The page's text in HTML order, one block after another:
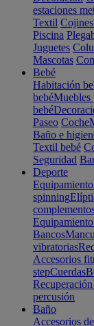
estaciones
Textil
Piscina
Juguetes
Mascotas
Bebé
Habitación
bebéMuebles
bebé
Paseo Coche
Baño e
Textil bebé
Seguridad
Deporte
spinning
Bancos
vibratorias
Accesorios
stepCuerdas
percusión
Baño
Accesorios